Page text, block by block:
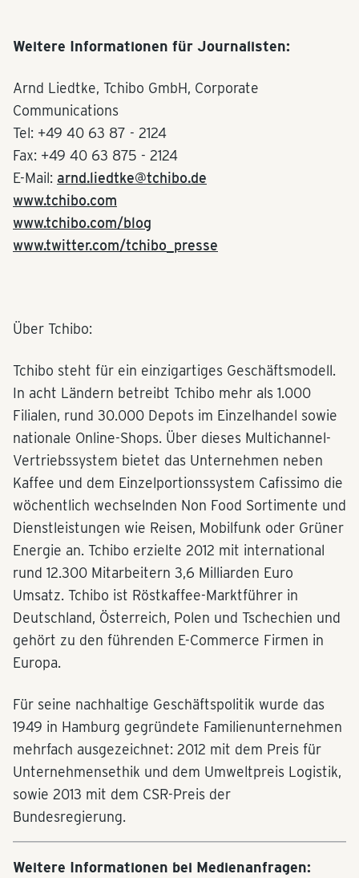
Weitere Informationen für Journalisten:
Arnd Liedtke, Tchibo GmbH, Corporate
Communications
Tel: +49 40 63 87 - 2124
Fax: +49 40 63 875 - 2124
E-Mail: arnd.liedtke@tchibo.de
www.tchibo.com
www.tchibo.com/blog
www.twitter.com/tchibo_presse
Über Tchibo:
Tchibo steht für ein einzigartiges Geschäftsmodell.
In acht Ländern betreibt Tchibo mehr als 1.000
Filialen, rund 30.000 Depots im Einzelhandel sowie
nationale Online-Shops. Über dieses Multichannel-
Vertriebssystem bietet das Unternehmen neben
Kaffee und dem Einzelportionssystem Cafissimo die
wöchentlich wechselnden Non Food Sortimente und
Dienstleistungen wie Reisen, Mobilfunk oder Grüner
Energie an. Tchibo erzielte 2012 mit international
rund 12.300 Mitarbeitern 3,6 Milliarden Euro
Umsatz. Tchibo ist Röstkaffee-Marktführer in
Deutschland, Österreich, Polen und Tschechien und
gehört zu den führenden E-Commerce Firmen in
Europa.
Für seine nachhaltige Geschäftspolitik wurde das
1949 in Hamburg gegründete Familienunternehmen
mehrfach ausgezeichnet: 2012 mit dem Preis für
Unternehmensethik und dem Umweltpreis Logistik,
sowie 2013 mit dem CSR-Preis der
Bundesregierung.
Weitere Informationen bei Medienanfragen: